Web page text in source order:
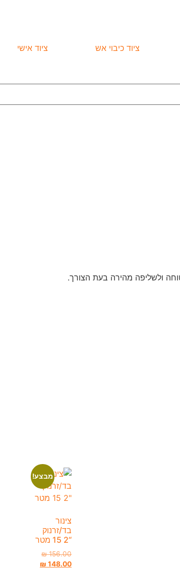
ציוד כיבוי אש ציוד אישי
מבצע!
צינור
בד/זרנוק
“2 15 מטר
₪156.00
₪ 148.00